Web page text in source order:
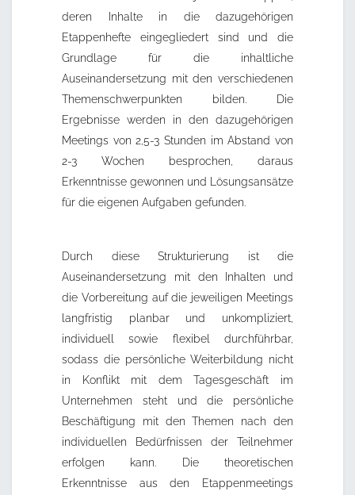
deren Inhalte in die dazugehörigen
Etappenhefte eingegliedert sind und die
Grundlage für die inhaltliche
Auseinandersetzung mit den verschiedenen
Themenschwerpunkten bilden. Die
Ergebnisse werden in den dazugehörigen
Meetings von 2,5-3 Stunden im Abstand von
2-3 Wochen besprochen, daraus
Erkenntnisse gewonnen und Lösungsansätze
für die eigenen Aufgaben gefunden.
Durch diese Strukturierung ist die
Auseinandersetzung mit den Inhalten und
die Vorbereitung auf die jeweiligen Meetings
langfristig planbar und unkompliziert,
individuell sowie flexibel durchführbar,
sodass die persönliche Weiterbildung nicht
in Konflikt mit dem Tagesgeschäft im
Unternehmen steht und die persönliche
Beschäftigung mit den Themen nach den
individuellen Bedürfnissen der Teilnehmer
erfolgen kann. Die theoretischen
Erkenntnisse aus den Etappenmeetings